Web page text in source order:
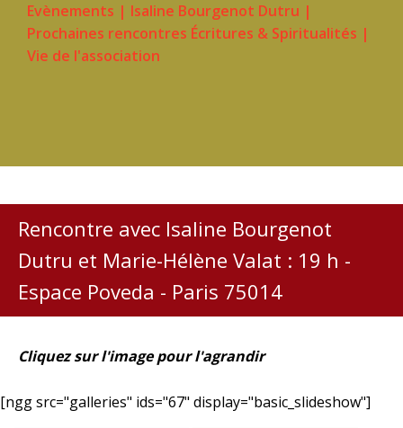
Evènements | Isaline Bourgenot Dutru |
Prochaines rencontres Écritures & Spiritualités |
Vie de l'association
Rencontre avec Isaline Bourgenot
Dutru et Marie-Hélène Valat : 19 h -
Espace Poveda - Paris 75014
Cliquez sur l'image pour l'agrandir
[ngg src="galleries" ids="67" display="basic_slideshow"]